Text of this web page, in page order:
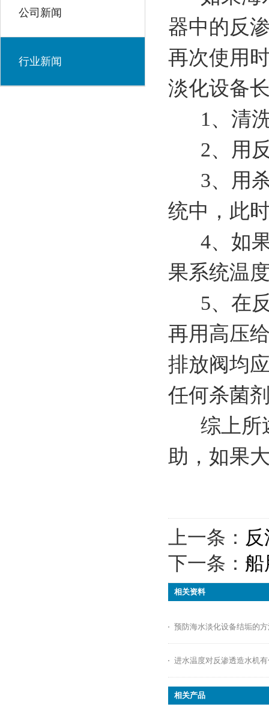
公司新闻
行业新闻
器中的反
再次使用
淡化设备
1、清洗
2、用反
3、用杀
统中，此
4、如果
果系统温
5、在反
再用高压
排放阀均
任何杀菌
综上所
助，如果
上一条：
下一条： 船
相关资料
预防海水淡化设备结垢的
进水温度对反渗透造水机
相关产品